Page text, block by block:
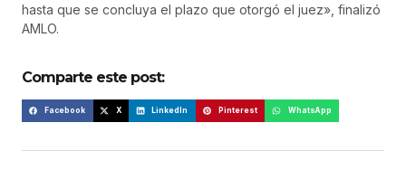
hasta que se concluya el plazo que otorgó el juez», finalizó
AMLO.
Comparte este post:
Facebook X LinkedIn Pinterest WhatsApp